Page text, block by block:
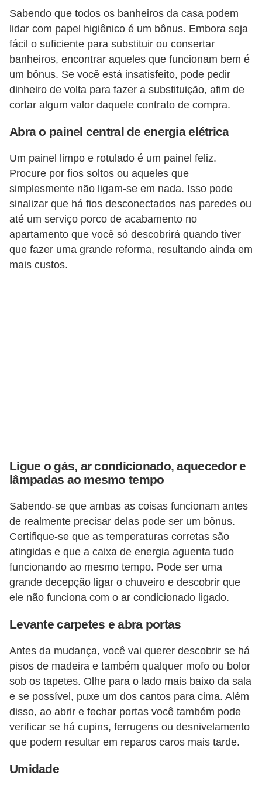
Sabendo que todos os banheiros da casa podem
lidar com papel higiênico é um bônus. Embora seja
fácil o suficiente para substituir ou consertar
banheiros, encontrar aqueles que funcionam bem é
um bônus. Se você está insatisfeito, pode pedir
dinheiro de volta para fazer a substituição, afim de
cortar algum valor daquele contrato de compra.
Abra o painel central de energia elétrica
Um painel limpo e rotulado é um painel feliz.
Procure por fios soltos ou aqueles que
simplesmente não ligam-se em nada. Isso pode
sinalizar que há fios desconectados nas paredes ou
até um serviço porco de acabamento no
apartamento que você só descobrirá quando tiver
que fazer uma grande reforma, resultando ainda em
mais custos.
Ligue o gás, ar condicionado, aquecedor e
lâmpadas ao mesmo tempo
Sabendo-se que ambas as coisas funcionam antes
de realmente precisar delas pode ser um bônus.
Certifique-se que as temperaturas corretas são
atingidas e que a caixa de energia aguenta tudo
funcionando ao mesmo tempo. Pode ser uma
grande decepção ligar o chuveiro e descobrir que
ele não funciona com o ar condicionado ligado.
Levante carpetes e abra portas
Antes da mudança, você vai querer descobrir se há
pisos de madeira e também qualquer mofo ou bolor
sob os tapetes. Olhe para o lado mais baixo da sala
e se possível, puxe um dos cantos para cima. Além
disso, ao abrir e fechar portas você também pode
verificar se há cupins, ferrugens ou desnivelamento
que podem resultar em reparos caros mais tarde.
Umidade